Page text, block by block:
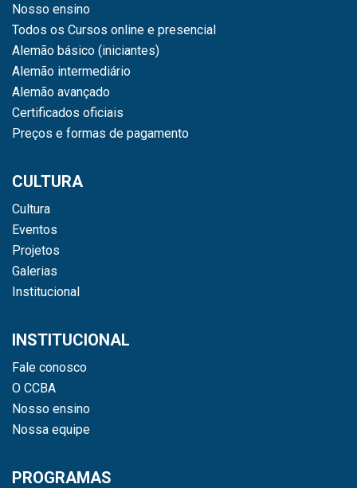
Nosso ensino
Todos os Cursos online e presencial
Alemão básico (iniciantes)
Alemão intermediário
Alemão avançado
Certificados oficiais
Preços e formas de pagamento
CULTURA
Cultura
Eventos
Projetos
Galerias
Institucional
INSTITUCIONAL
Fale conosco
O CCBA
Nosso ensino
Nossa equipe
PROGRAMAS